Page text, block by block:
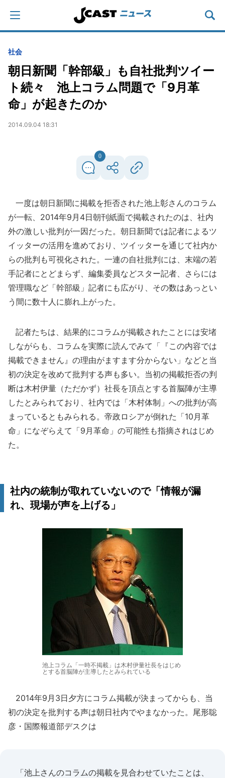
社会
朝日新聞「幹部級」も自社批判ツイー
ト続々 池上コラム問題で「9月革
命」が起きたのか
2014.09.04 18:31
0
一度は朝日新聞に掲載を拒否された池上彰さんのコラム
が一転、2014年9月4日朝刊紙面で掲載されたのは、社内
外の激しい批判が一因だった。朝日新聞では記者によるツ
イッターの活用を進めており、ツイッターを通じて社内か
らの批判も可視化された。一連の自社批判には、末端の若
手記者にとどまらず、編集委員などスター記者、さらには
管理職など「幹部級」記者にも広がり、その数はあっとい
う間に数十人に膨れ上がった。
記者たちは、結果的にコラムが掲載されたことには安堵
しながらも、コラムを実際に読んでみて「『この内容では
掲載できません』の理由がますます分からない」などと当
初の決定を改めて批判する声も多い。当初の掲載拒否の判
断は木村伊量（ただかず）社長を頂点とする首脳陣が主導
したとみられており、社内では「木村体制」への批判が高
まっているともみられる。帝政ロシアが倒れた「10月革
命」になぞらえて「9月革命」の可能性も指摘されはじめ
た。
社内の統制が取れていないので「情報が漏
れ、現場が声を上げる」
池上コラム「一時不掲載」は木村伊量社長をはじめ
とする首脳陣が主導したとみられている
2014年9月3日夕方にコラム掲載が決まってからも、当
初の決定を批判する声は朝日社内でやまなかった。尾形聡
彦・国際報道部デスクは
「池上さんのコラムの掲載を見合わせていたことは、